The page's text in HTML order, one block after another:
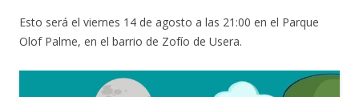
Esto será el viernes 14 de agosto a las 21:00 en el Parque
Olof Palme, en el barrio de Zofío de Usera.